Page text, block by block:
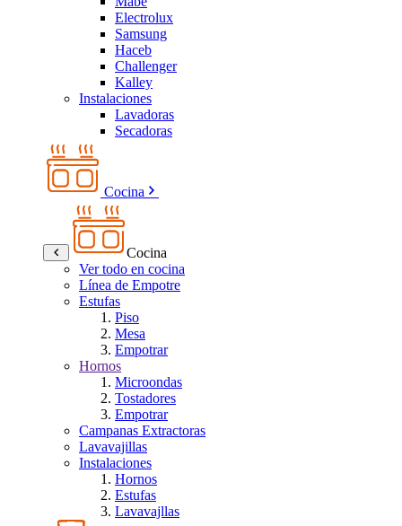
Electrolux
Samsung
Haceb
Challenger
Kalley
Instalaciones
Lavadoras
Secadoras
Cocina
Cocina
Ver todo en cocina
Línea de Empotre
Estufas
Piso
Mesa
Empotrar
Hornos
Microondas
Tostadores
Empotrar
Campanas Extractoras
Lavavajillas
Instalaciones
Hornos
Estufas
Lavavajllas